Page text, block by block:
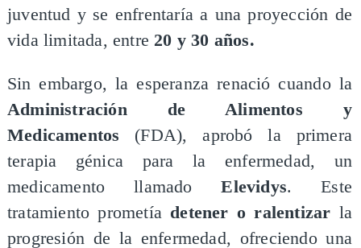
juventud y se enfrentaría a una proyección de
vida limitada, entre 20 y 30 años.
​Sin embargo, la esperanza renació cuando la
Administración de Alimentos y
Medicamentos (FDA), aprobó la primera
terapia génica para la enfermedad, un
medicamento llamadoElevidys. Este
tratamiento prometía detener o ralentizar la
progresión de la enfermedad, ofreciendo una